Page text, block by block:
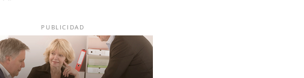
PUBLICIDAD